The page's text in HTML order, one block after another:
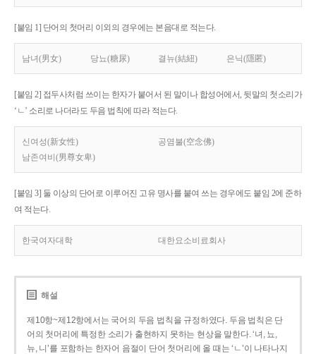
[붙임 1] 단어의 첫머리 이외의 경우에는 본음대로 적는다.
남녀(男女) 당뇨(糖尿) 결뉴(結紐) 은닉(隱匿)
[붙임 2] 접두사처럼 쓰이는 한자가 붙어서 된 말이나 합성어에서, 뒷말의 첫소리가
‘ㄴ’ 소리로 나더라도 두음 법칙에 따라 적는다.
신여성(新女性)
공염불(空念佛)
남존여비(男尊女卑)
[붙임 3] 둘 이상의 단어로 이루어진 고유 명사를 붙여 쓰는 경우에도 붙임 2에 준하
여 적는다.
한국여자대학 대한요소비료회사
해설
제10항~제12항에서는 국어의 두음 법칙을 규정하였다. 두음 법칙은 단
어의 첫머리에 특정한 소리가 출현하지 못하는 현상을 말한다. ‘녀, 뇨,
뉴, 니’를 포함하는 한자어 음절이 단어 첫머리에 올 때는 ‘ㄴ’이 나타나지